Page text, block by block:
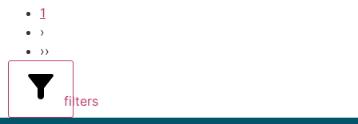
1
›
››
filters